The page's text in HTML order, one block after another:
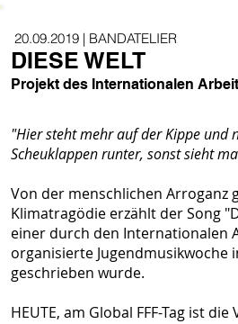
20.09.2019 | BANDATELIER
DIESE WELT
Projekt des Internationalen
"Hier steht mehr auf der Kippe und
Scheuklappen runter, sonst sieht
Von der menschlichen Arroganz
Klimatragödie erzählt der Song
einer durch den Internationalen
organisierte
geschrieben wurde.
HEUTE, am Global FFF-Tag ist